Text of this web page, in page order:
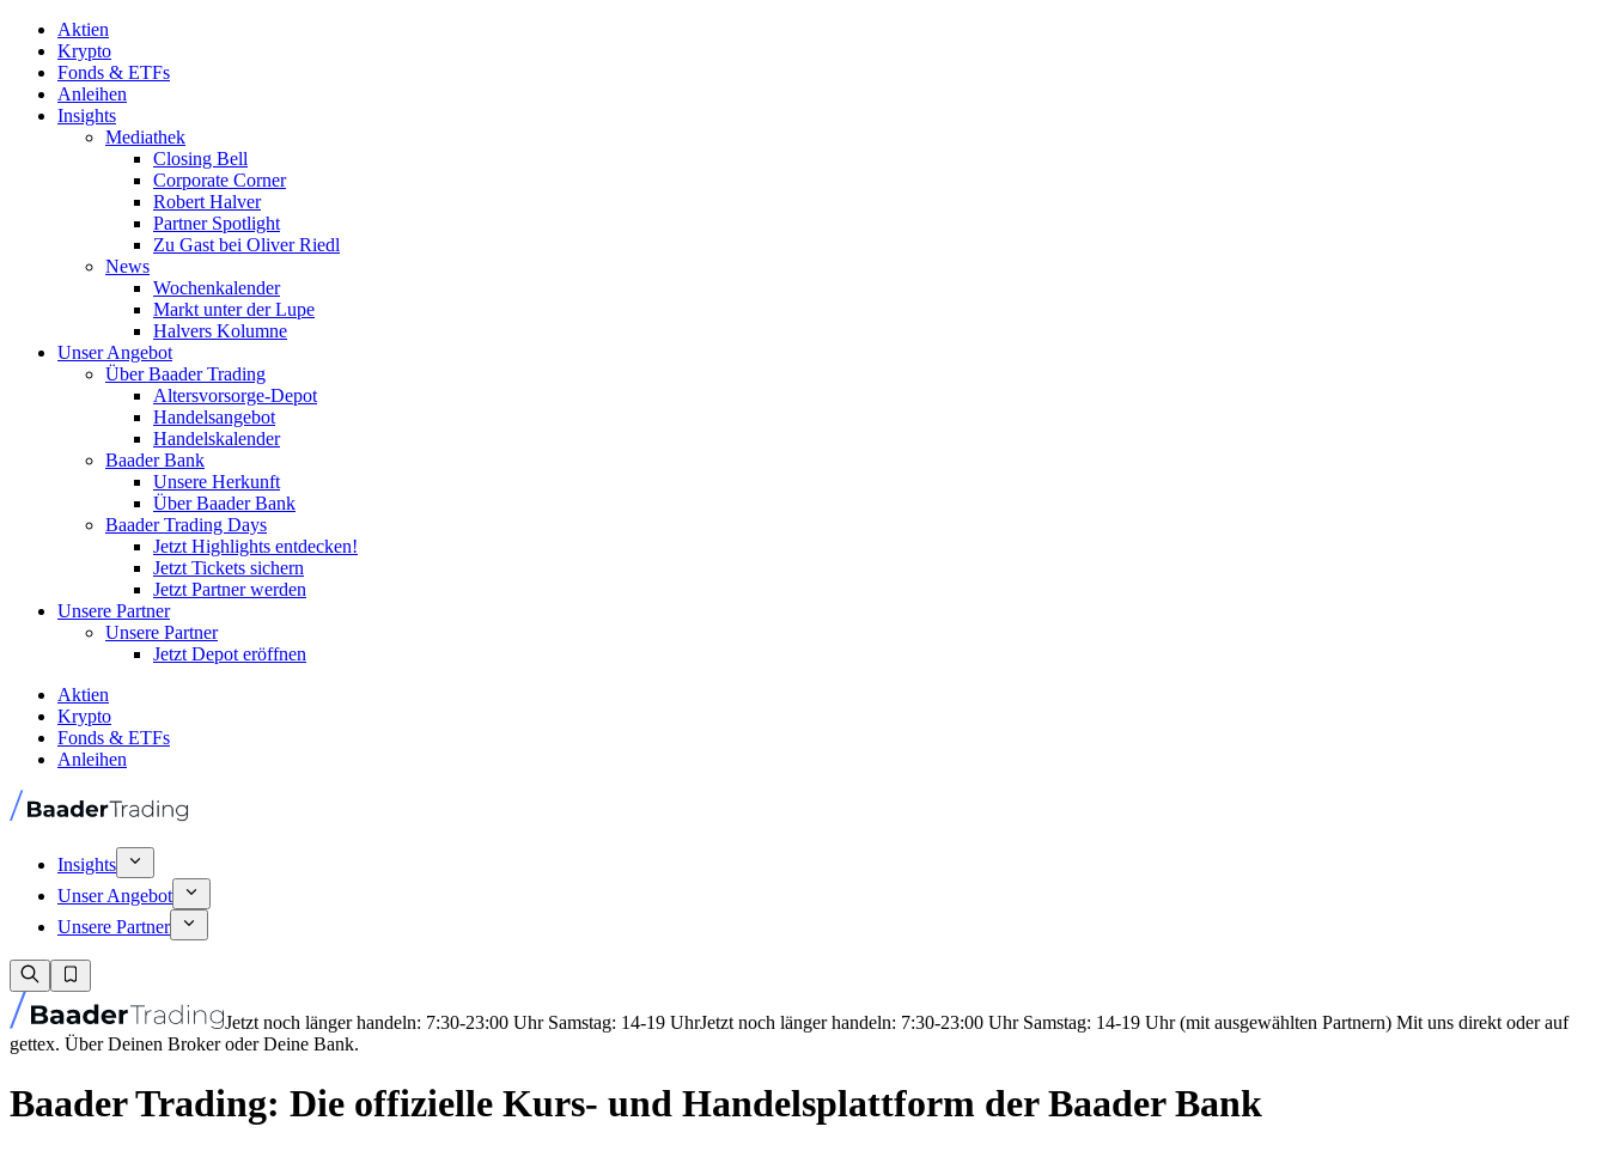
Aktien
Krypto
Fonds & ETFs
Anleihen
Insights
Mediathek
Closing Bell
Corporate Corner
Robert Halver
Partner Spotlight
Zu Gast bei Oliver Riedl
News
Wochenkalender
Markt unter der Lupe
Halvers Kolumne
Unser Angebot
Über Baader Trading
Altersvorsorge-Depot
Handelsangebot
Handelskalender
Baader Bank
Unsere Herkunft
Über Baader Bank
Baader Trading Days
Jetzt Highlights entdecken!
Jetzt Tickets sichern
Jetzt Partner werden
Unsere Partner
Unsere Partner
Jetzt Depot eröffnen
Aktien
Krypto
Fonds & ETFs
Anleihen
Insights
Unser Angebot
Unsere Partner
Jetzt noch länger handeln: 7:30-23:00 Uhr Samstag: 14-19 UhrJetzt noch länger handeln: 7:30-23:00 Uhr Samstag: 14-19 Uhr (mit ausgewählten Partnern) Mit uns direkt oder auf
gettex. Über Deinen Broker oder Deine Bank.
Baader Trading: Die offizielle Kurs- und Handelsplattform der Baader Bank